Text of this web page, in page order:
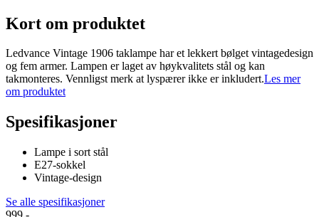
Kort om produktet
Ledvance Vintage 1906 taklampe har et lekkert bølget vintagedesign
og fem armer. Lampen er laget av høykvalitets stål og kan
takmonteres. Vennligst merk at lyspærer ikke er inkludert.Les mer
om produktet
Spesifikasjoner
Lampe i sort stål
E27-sokkel
Vintage-design
Se alle spesifikasjoner